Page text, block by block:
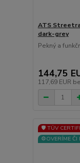
ATS
dark-grey
Pekný a
144,75
117,69 EUR
🛡️ TÜV
⚙️OVERÍME ČI